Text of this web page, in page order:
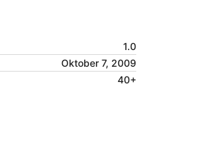
1.0
Oktober 7, 2009
40+